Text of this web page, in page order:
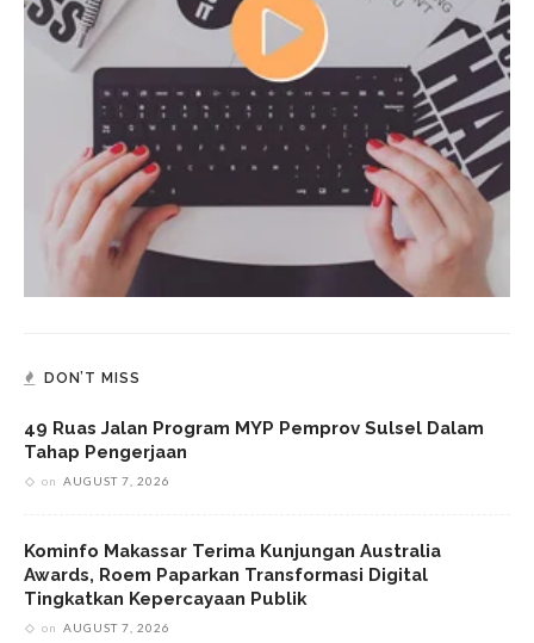
DON’T MISS
49 Ruas Jalan Program MYP Pemprov Sulsel Dalam
Tahap Pengerjaan
on AUGUST 7, 2026
Kominfo Makassar Terima Kunjungan Australia
Awards, Roem Paparkan Transformasi Digital
Tingkatkan Kepercayaan Publik
on AUGUST 7, 2026